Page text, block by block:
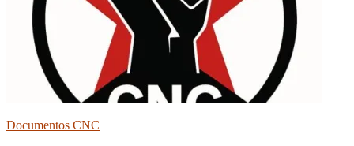
Documentos CNC